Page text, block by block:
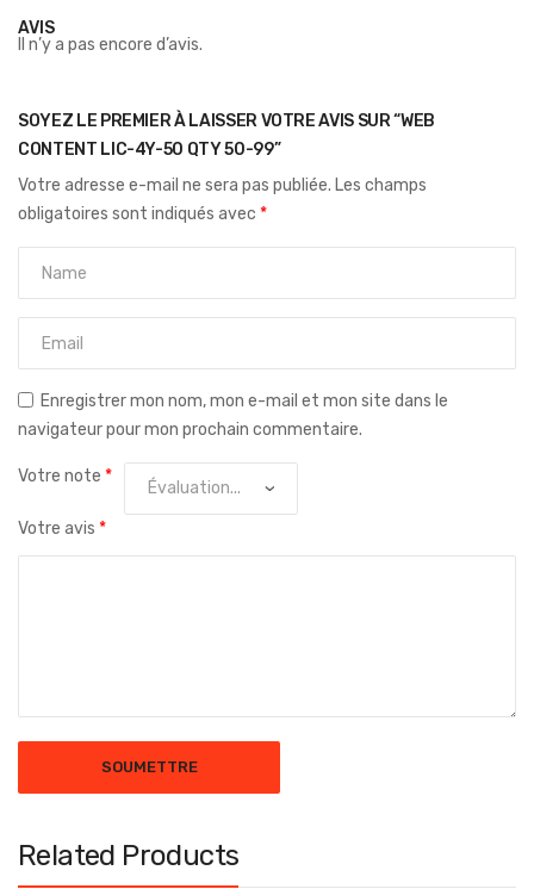
AVIS
Il n’y a pas encore d’avis.
SOYEZ LE PREMIER À LAISSER VOTRE AVIS SUR “WEB
CONTENT LIC-4Y-50 QTY 50-99”
Votre adresse e-mail ne sera pas publiée. Les champs
obligatoires sont indiqués avec *
Enregistrer mon nom, mon e-mail et mon site dans le
navigateur pour mon prochain commentaire.
Votre note *
Votre avis *
Related Products